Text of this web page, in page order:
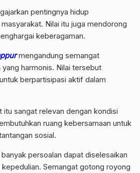
pentingnya hidup
Nilai itu juga mendorong
keberagaman.
mengandung semangat
harmonis. Nilai tersebut
berpartisipasi aktif dalam
itu sangat relevan dengan kondisi
ruang kebersamaan untuk
sosial.
persoalan dapat diselesaikan
Semangat gotong royong